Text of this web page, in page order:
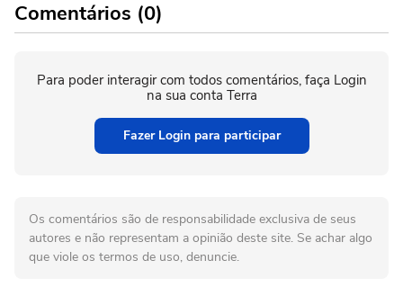
Comentários (0)
Para poder interagir com todos comentários, faça Login
na sua conta Terra
Fazer Login para participar
Os comentários são de responsabilidade exclusiva de seus
autores e não representam a opinião deste site. Se achar algo
que viole os termos de uso, denuncie.